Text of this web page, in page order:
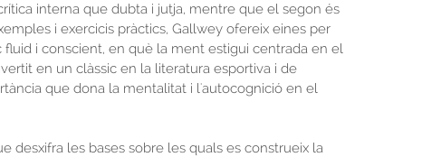
interna que dubta i jutja, mentre que el segon és
i exercicis pràctics, Gallwey ofereix eines per
i conscient, en què la ment estigui centrada en el
en un clàssic en la literatura esportiva i de
que dona la mentalitat i l'autocognició en el
desxifra les bases sobre les quals es construeix la